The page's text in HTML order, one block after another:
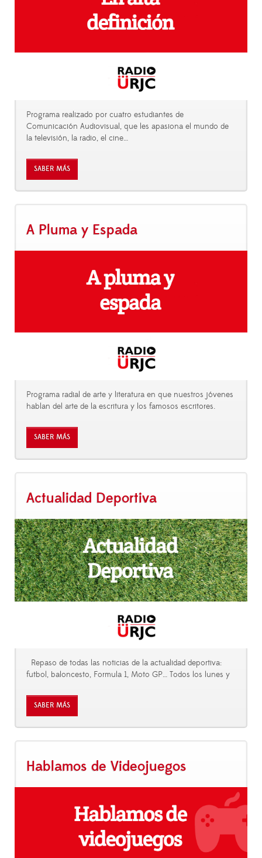
Programa realizado por cuatro estudiantes de
Comunicación Audiovisual, que les apasiona el mundo de
la televisión, la radio, el cine…
SABER MÁS
A Pluma y Espada
Programa radial de arte y literatura en que nuestros jóvenes
hablan del arte de la escritura y los famosos escritores.
SABER MÁS
Actualidad Deportiva
Repaso de todas las noticias de la actualidad deportiva:
futbol, baloncesto, Formula 1, Moto GP… Todos los lunes y
SABER MÁS
Hablamos de Videojuegos